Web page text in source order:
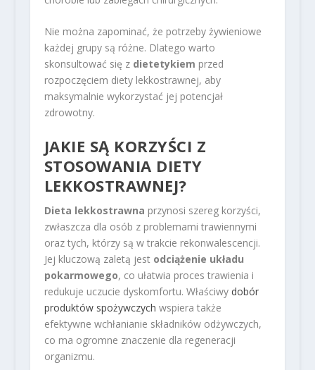
Nie można zapominać, że potrzeby żywieniowe
każdej grupy są różne. Dlatego warto
skonsultować się z dietetykiem przed
rozpoczęciem diety lekkostrawnej, aby
maksymalnie wykorzystać jej potencjał
zdrowotny.
JAKIE SĄ KORZYŚCI Z
STOSOWANIA DIETY
LEKKOSTRAWNEJ?
Dieta lekkostrawna przynosi szereg korzyści,
zwłaszcza dla osób z problemami trawiennymi
oraz tych, którzy są w trakcie rekonwalescencji.
Jej kluczową zaletą jest odciążenie układu
pokarmowego, co ułatwia proces trawienia i
redukuje uczucie dyskomfortu. Właściwy dobór
produktów spożywczych wspiera także
efektywne wchłanianie składników odżywczych,
co ma ogromne znaczenie dla regeneracji
organizmu.